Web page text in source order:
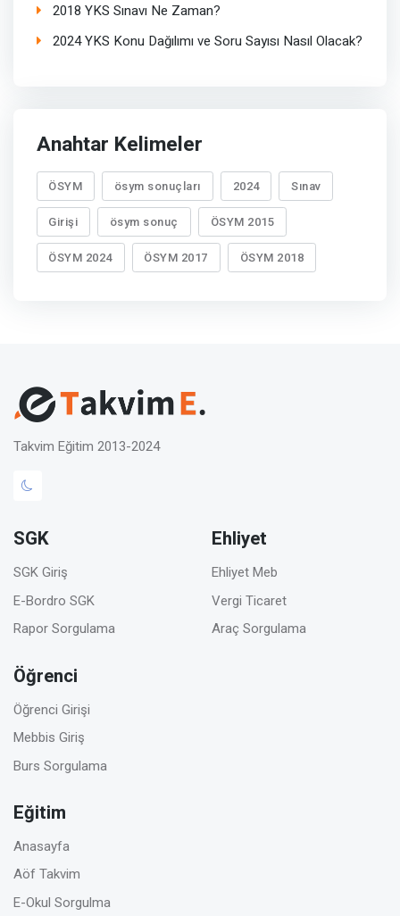
2018 YKS Sınavı Ne Zaman?
2024 YKS Konu Dağılımı ve Soru Sayısı Nasıl Olacak?
Anahtar Kelimeler
ÖSYM ösym sonuçları 2024 Sınav
Girişi ösym sonuç ÖSYM 2015
ÖSYM 2024 ÖSYM 2017 ÖSYM 2018
Takvim Eğitim 2013-2024
SGK
SGK Giriş
E-Bordro SGK
Rapor Sorgulama
Ehliyet
Ehliyet Meb
Vergi Ticaret
Araç Sorgulama
Öğrenci
Öğrenci Girişi
Mebbis Giriş
Burs Sorgulama
Eğitim
Anasayfa
Aöf Takvim
E-Okul Sorgulma